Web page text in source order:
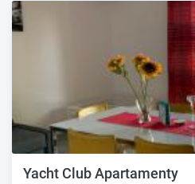
Yacht Club Apartamenty